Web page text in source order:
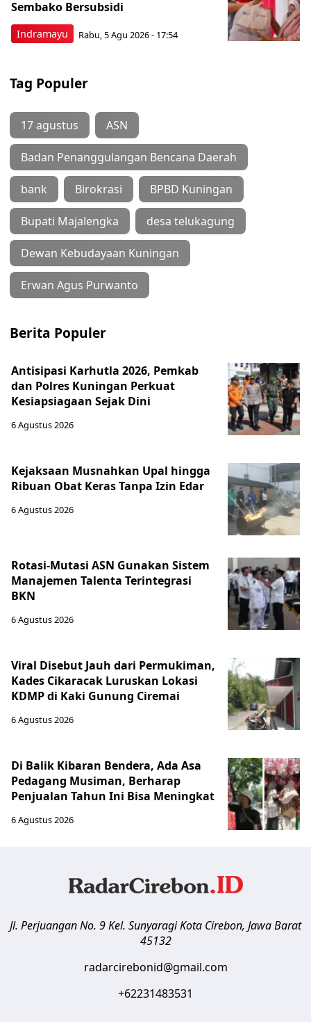
Indramayu
Sembako Bersubsidi
Rabu, 5 Agu 2026 - 17:54
Tag Populer
17 agustus ASN
Badan Penanggulangan Bencana Daerah
bank Birokrasi BPBD Kuningan
Bupati Majalengka desa telukagung
Dewan Kebudayaan Kuningan
Erwan Agus Purwanto
Berita Populer
Antisipasi Karhutla 2026, Pemkab
dan Polres Kuningan Perkuat
Kesiapsiagaan Sejak Dini
6 Agustus 2026
Kejaksaan Musnahkan Upal hingga
Ribuan Obat Keras Tanpa Izin Edar
6 Agustus 2026
Rotasi-Mutasi ASN Gunakan Sistem
Manajemen Talenta Terintegrasi
BKN
6 Agustus 2026
Viral Disebut Jauh dari Permukiman,
Kades Cikaracak Luruskan Lokasi
KDMP di Kaki Gunung Ciremai
6 Agustus 2026
Di Balik Kibaran Bendera, Ada Asa
Pedagang Musiman, Berharap
Penjualan Tahun Ini Bisa Meningkat
6 Agustus 2026
Jl. Perjuangan No. 9 Kel. SunyaragiKota Cirebon, Jawa Barat
45132
radarcirebonid@gmail.com
+62231483531